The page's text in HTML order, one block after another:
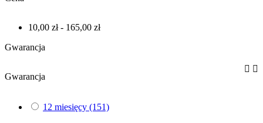
10,00 zł - 165,00 zł
Gwarancja
Gwarancja
 
12 miesięcy (151)